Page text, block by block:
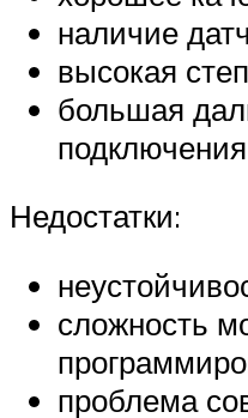
наличие
высокая
большая
Недостатки:
сложность
проблема